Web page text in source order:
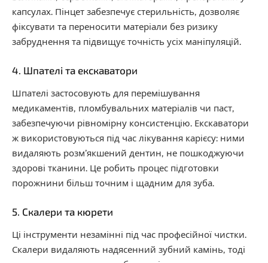
капсулах. Пінцет забезпечує стерильність, дозволяє
фіксувати та переносити матеріали без ризику
забруднення та підвищує точність усіх маніпуляцій.
4. Шпателі та екскаватори
Шпателі застосовують для перемішування
медикаментів, пломбувальних матеріалів чи паст,
забезпечуючи рівномірну консистенцію. Екскаватори
ж використовуються під час лікування карієсу: ними
видаляють розм’якшений дентин, не пошкоджуючи
здорові тканини. Це робить процес підготовки
порожнини більш точним і щадним для зуба.
5. Скалери та кюрети
Ці інструменти незамінні під час професійної чистки.
Скалери видаляють надясенний зубний камінь, тоді